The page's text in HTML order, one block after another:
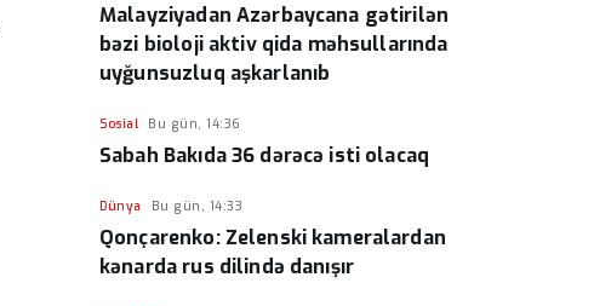
Malayziyadan Azərbaycana gətirilən
bəzi bioloji aktiv qida məhsullarında
uyğunsuzluq aşkarlanıb
Sosial Bu gün, 14:36
Sabah Bakıda 36 dərəcə isti olacaq
Dünya Bu gün, 14:33
Qonçarenko: Zelenski kameralardan
kənarda rus dilində danışır